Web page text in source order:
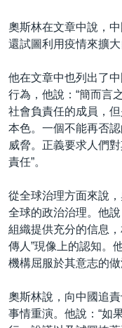
奧斯林在文章中說，
還試圖利用疫情來擴
他在文章中也列出了
行為，他說：“簡而言
社會負責任的成員，
本色。一個不能再否
威脅。正義要求人們
責任”。
從全球治理方面來說
全球的政治治理。他
組織提供充分的信息
傳人”現像上的認知。
機構屈服於其意志的
奧斯林說，向中國追
事情重演。他說：“如